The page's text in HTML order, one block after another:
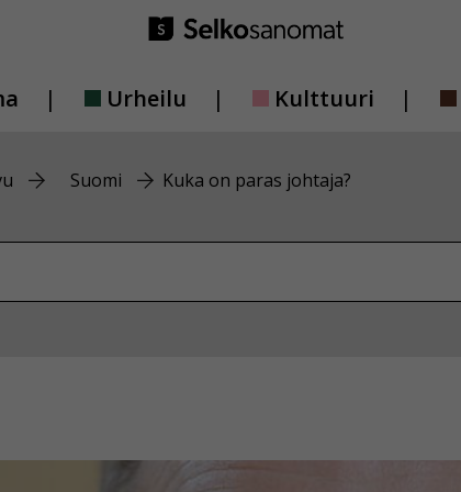
Urheilu Kulttuuri
Suomi Kuka on paras johtaja?